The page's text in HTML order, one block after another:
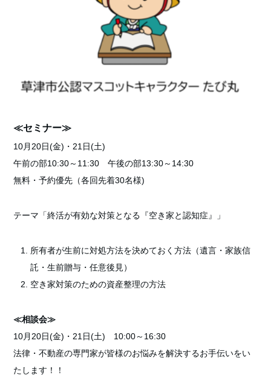
≪セミナー≫
10月20日(金)・21日(土)
午前の部10:30～11:30 午後の部13:30～14:30
無料・予約優先（各回先着30名様)
テーマ「終活が有効な対策となる『空き家と認知症』」
所有者が生前に対処方法を決めておく方法（遺言・家族信
託・生前贈与・任意後見）
空き家対策のための資産整理の方法
≪相談会≫
10月20日(金)・21日(土) 10:00～16:30
法律・不動産の専門家が皆様のお悩みを解決するお手伝いをい
たします！！